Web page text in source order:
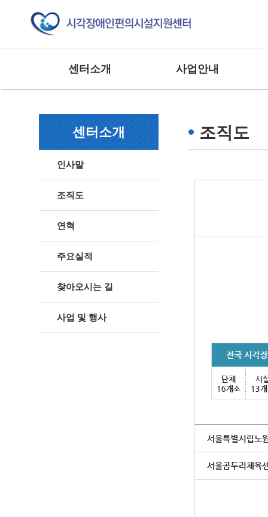
센터소개
조직도
연혁
사업 및 행사
사업안내
모니터링 사업
연구 및 제도개선사업
기타 외부 용역 사업
센터소개
인사말
조직도
연혁
주요실적
찾아오시는 길
사업 및 행사
조직도